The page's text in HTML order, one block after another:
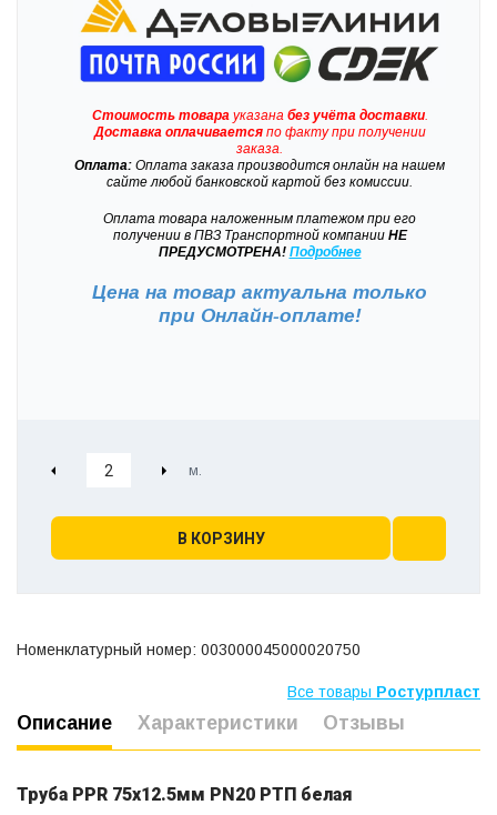
Стоимость товарауказана без учёта доставки.
Доставкаоплачиваетсяпо факту при получении
заказа.
Оплата: Оплата заказа производится онлайн на нашем
сайте любой банковской картой без комиссии.
Оплата товара наложенным платежом при его
получении в ПВЗ Транспортной компанииНЕ
ПРЕДУСМОТРЕНА! Подробнее
Цена на товар актуальна только
при Онлайн-оплате!
В КОРЗИНУ
Номенклатурный номер: 003000045000020750
Все товары Ростурпласт
Описание Характеристики Отзывы
Труба PPR 75х12.5мм PN20 РТП белая